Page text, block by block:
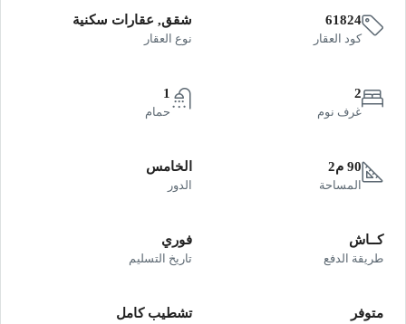
61824
كود العقار
شقق, عقارات سكنية
نوع العقار
2
غرف نوم
1
حمام
90 م2
المساحة
الخامس
الدور
كــاش
طريقة الدفع
فوري
تاريخ التسليم
متوفر تشطيب كامل